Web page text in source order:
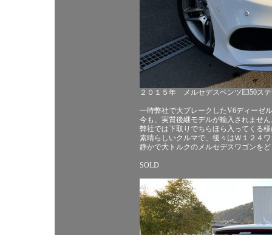
２０１５年 メルセデスベンツE350ス
一時弊社で大ブレークしたV6ディーゼ
今も、実質後継モデルが輸入されませ
弊社では下取りでちらほら入ってくる
素晴らしいクルマで、後々はＷ１２４
静かで大トルクのメルセデスワゴンを
SOLD